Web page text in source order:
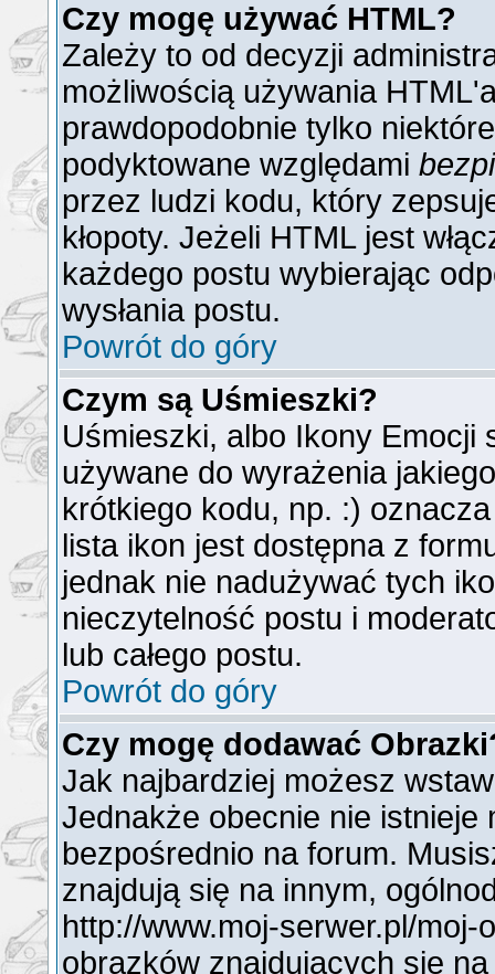
Czy mogę używać HTML?
Zależy to od decyzji
możliwością używania
prawdopodobnie tylko
podyktowane względami
przez ludzi kodu, który
kłopoty. Jeżeli HTML jest
każdego postu wybierając
wysłania postu.
Powrót do góry
Czym są Uśmieszki?
Uśmieszki, albo Ikony Emocji
używane do wyrażenia
krótkiego kodu, np. :)
lista ikon jest dostępna z
jednak nie nadużywać tych
nieczytelność postu i
lub całego postu.
Powrót do góry
Czy mogę dodawać
Jak najbardziej możesz
Jednakże obecnie nie istnieje
bezpośrednio na forum.
znajdują się na innym,
http://www.moj-serwer.pl/
obrazków znajdujących się